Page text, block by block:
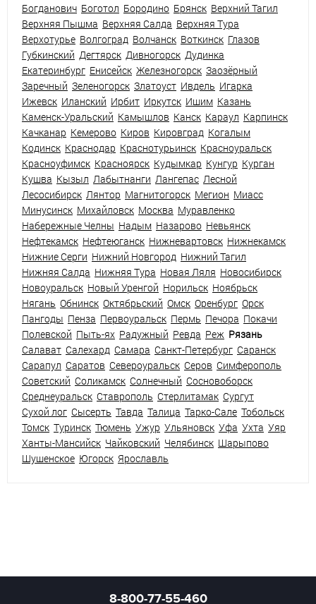
Богданович Боготол Бородино Брянск Верхний Тагил
Верхняя Пышма Верхняя Салда Верхняя Тура
Верхотурье Волгоград Волчанск Воткинск Глазов
Губкинский Дегтярск Дивногорск Дудинка
Екатеринбург Енисейск Железногорск Заозёрный
Заречный Зеленогорск Златоуст Ивдель Игарка
Ижевск Иланский Ирбит Иркутск Ишим Казань
Каменск-Уральский Камышлов Канск Караул Карпинск
Качканар Кемерово Киров Кировград Когалым
Кодинск Краснодар Краснотурьинск Красноуральск
Красноуфимск Красноярск Кудымкар Кунгур Курган
Кушва Кызыл Лабытнанги Лангепас Лесной
Лесосибирск Лянтор Магнитогорск Мегион Миасс
Минусинск Михайловск Москва Муравленко
Набережные Челны Надым Назарово Невьянск
Нефтекамск Нефтеюганск Нижневартовск Нижнекамск
Нижние Серги Нижний Новгород Нижний Тагил
Нижняя Салда Нижняя Тура Новая Ляля Новосибирск
Новоуральск Новый Уренгой Норильск Ноябрьск
Нягань Обнинск Октябрьский Омск Оренбург Орск
Пангоды Пенза Первоуральск Пермь Печора Покачи
Полевской Пыть-ях Радужный Ревда Реж Рязань
Салават Салехард Самара Санкт-Петербург Саранск
Сарапул Саратов Североуральск Серов Симферополь
Советский Соликамск Солнечный Сосновоборск
Среднеуральск Ставрополь Стерлитамак Сургут
Сухой лог Сысерть Тавда Талица Тарко-Сале Тобольск
Томск Туринск Тюмень Ужур Ульяновск Уфа Ухта Уяр
Ханты-Мансийск Чайковский Челябинск Шарыпово
Шушенское Югорск Ярославль
8-800-77-55-460